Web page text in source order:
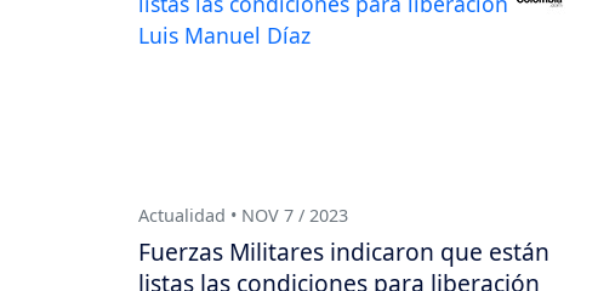
Actualidad • NOV 7 / 2023
Fuerzas Militares indicaron que están
listas las condiciones para liberación